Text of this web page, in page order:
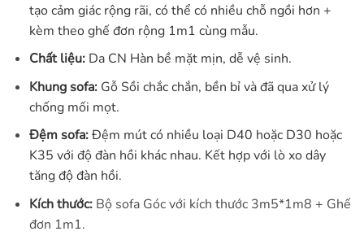
tạo cảm giác rộng rãi, có thể có nhiều chỗ ngồi hơn +
kèm theo ghế đơn rộng 1m1 cùng mẫu.
Chất liệu:Da CN Hàn bề mặt mịn, dễ vệ sinh.
Khung sofa:Gỗ Sồi chắc chắn, bền bỉ và đã qua xử lý
chống mối mọt.
Đệm sofa:Đệm mút có nhiều loại D40 hoặc D30 hoặc
K35 với độ đàn hồi khác nhau. Kết hợp với lò xo dây
tăng độ đàn hồi.
Kích thước:Bộ sofa Góc với kích thước 3m5*1m8 + Ghế
đơn 1m1.